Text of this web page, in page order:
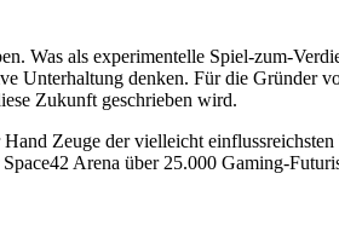
Was als experimentelle Spiel-zum-
denken. Für die Gründer
Zukunft geschrieben wird.
Zeuge der vielleicht
Arena über 25.000 Gaming-